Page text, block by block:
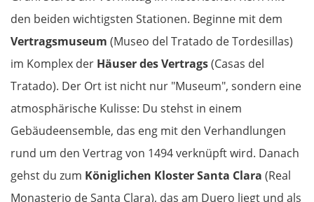
den beiden wichtigsten Stationen. Beginne mit dem
Vertragsmuseum (Museo del Tratado de Tordesillas)
im Komplex der Häuser des Vertrags(Casas del
Tratado). Der Ort ist nicht nur "Museum", sondern eine
atmosphärische Kulisse: Du stehst in einem
Gebäudeensemble, das eng mit den Verhandlungen
rund um den Vertrag von 1494 verknüpft wird. Danach
gehst du zum Königlichen Kloster Santa Clara (Real
Monasterio de Santa Clara), das am Duero liegt und als